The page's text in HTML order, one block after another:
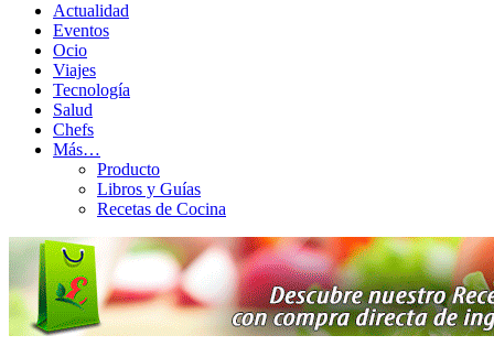
Actualidad
Eventos
Ocio
Viajes
Tecnología
Salud
Chefs
Más…
Producto
Libros y Guías
Recetas de Cocina